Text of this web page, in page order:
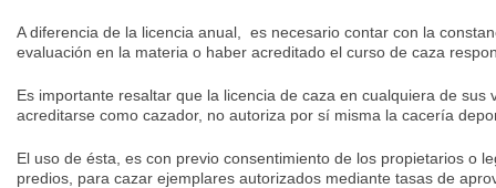
A diferencia de la licencia anual, es necesario contar con la
evaluación en la materia o haber acreditado el curso de caza
Es importante resaltar que la licencia de caza en cualquiera de sus
acreditarse como cazador, no autoriza por sí misma la cacería
El uso de ésta, es con previo consentimiento de los propietarios o
predios, para cazar ejemplares autorizados mediante tasas de